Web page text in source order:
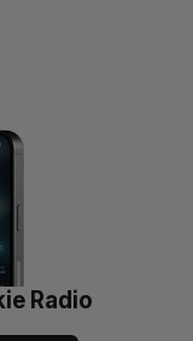
Radio